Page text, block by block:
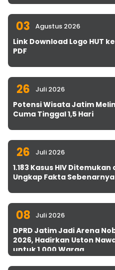
03 Agustus 2026
Link Download Logo HUT
PDF
26 Juli 2026
Potensi Wisata Jatim
Cuma Tinggal 1,5 Hari
26 Juli 2026
1.183 Kasus HIV
Ungkap Fakta Sebenarnya
08 Juli 2026
DPRD Jatim Jadi Arena
2026, Hadirkan Uston
untuk 1.000 Warga